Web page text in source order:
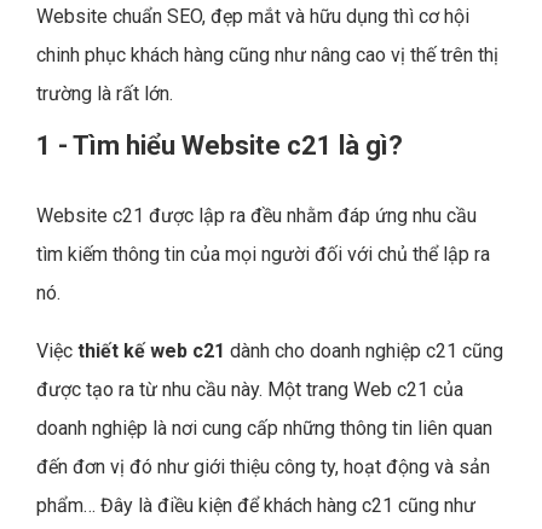
Website chuẩn SEO, đẹp mắt và hữu dụng thì cơ hội
chinh phục khách hàng cũng như nâng cao vị thế trên thị
trường là rất lớn.
1 - Tìm hiểu Website c21 là gì?
Website c21 được lập ra đều nhằm đáp ứng nhu cầu
tìm kiếm thông tin của mọi người đối với chủ thể lập ra
nó.
Việc thiết kế web c21 dành cho doanh nghiệp c21 cũng
được tạo ra từ nhu cầu này. Một trang Web c21 của
doanh nghiệp là nơi cung cấp những thông tin liên quan
đến đơn vị đó như giới thiệu công ty, hoạt động và sản
phẩm… Đây là điều kiện để khách hàng c21 cũng như